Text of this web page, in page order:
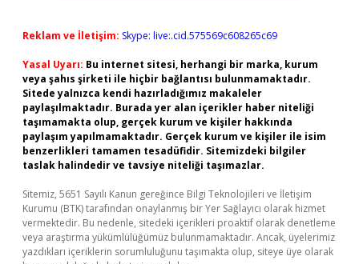
Reklam ve İletişim: Skype: live:.cid.575569c608265c69
Yasal Uyarı: Bu internet sitesi, herhangi bir marka, kurum
veya şahıs şirketi ile hiçbir bağlantısı bulunmamaktadır.
Sitede yalnızca kendi hazırladığımız makaleler
paylaşılmaktadır. Burada yer alan içerikler haber niteliği
taşımamakta olup, gerçek kurum ve kişiler hakkında
paylaşım yapılmamaktadır. Gerçek kurum ve kişiler ile isim
benzerlikleri tamamen tesadüfidir. Sitemizdeki bilgiler
taslak halindedir ve tavsiye niteliği taşımazlar.
Sitemiz, 5651 Sayılı Kanun gereğince Bilgi Teknolojileri ve İletişim
Kurumu (BTK) tarafından onaylanmış bir Yer Sağlayıcı olarak hizmet
vermektedir. Bu nedenle, sitedeki içerikleri proaktif olarak denetleme
veya araştırma yükümlülüğümüz bulunmamaktadır. Ancak, üyelerimiz
yazdıkları içeriklerin sorumluluğunu taşımakta olup, siteye üye olarak